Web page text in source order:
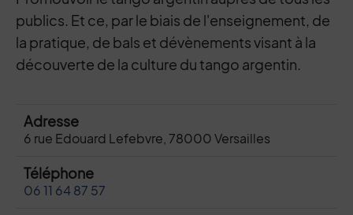
publics. Et ce, par le biais de l'enseignement, de
la pratique, de bals et dévènements visant à la
découverte de la culture du tango argentin.
Adresse
6 rue Edouard Lefebvre, 78000 Versailles
Téléphone
06 11 64 87 57